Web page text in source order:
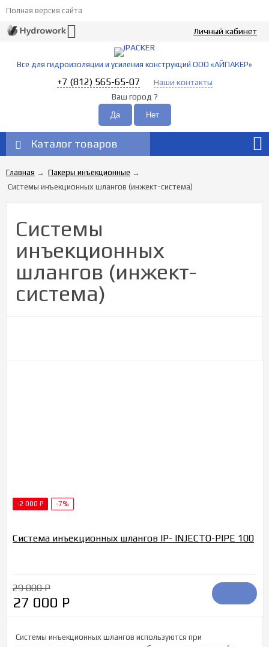
Полная версия сайта
Личный кабинет
Все для гидроизоляции и усиления конструкций ООО «АЙПАКЕР»
+7 (812) 565-65-07
Наши контакты
Ваш город ?
Каталог товаров
Главная → Пакеры инъекционные →
Системы инъекционных шлангов (инжект-система)
Системы
инъекционных
шлангов (инжект-
система)
-2 000 Р -7%
Система инъекционных шлангов IP- INJECTO-PIPE 100
29 000Р
27 000 Р
Системы инъекционных шлангов используются при